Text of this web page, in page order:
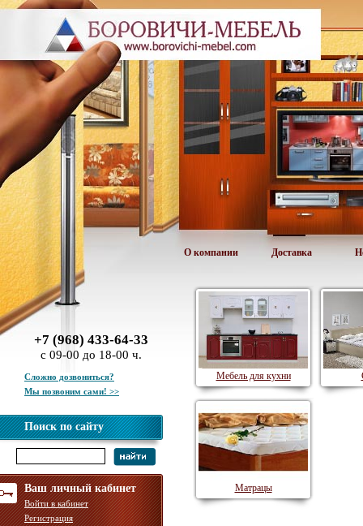
О компании Доставка
+7 (968) 433-64-33
с 09-00 до 18-00 ч.
Сложно дозвониться?
Мы позвоним сами! >>
Поиск по сайту
Ваш личный кабинет
Войти в кабинет
Регистрация
Мебель для кухни
Матрацы